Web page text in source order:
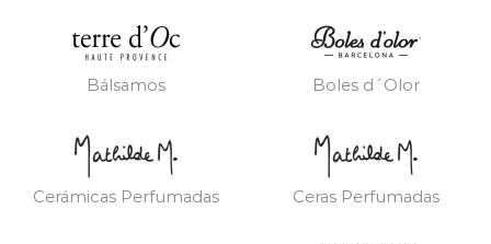
Bálsamos Boles d´Olor
Cerámicas Perfumadas Ceras Perfumadas